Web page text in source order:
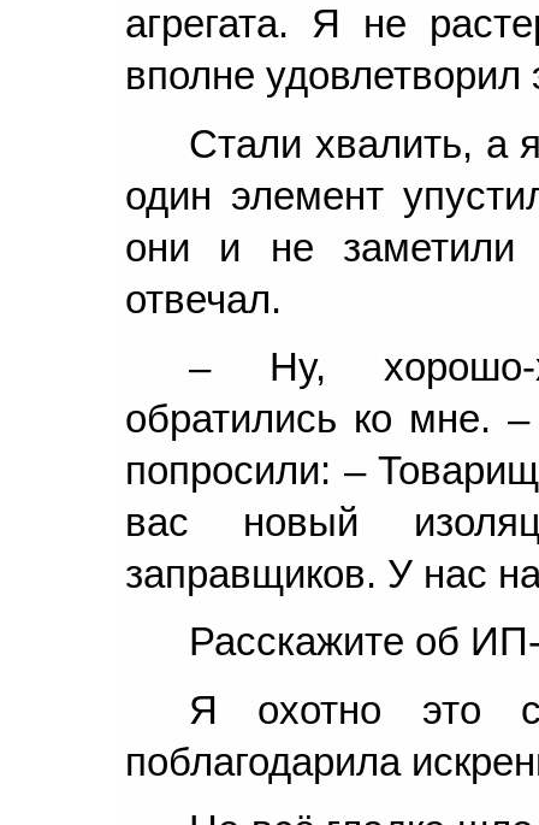
агрегата. Я не
вполне удовлетворил
Стали хвалить, а
один элемент
они и не заметили
отвечал.
– Ну, хорошо-
обратились ко мне.
попросили: –
вас новый
заправщиков. У нас
Расскажите об
Я охотно это
поблагодарила